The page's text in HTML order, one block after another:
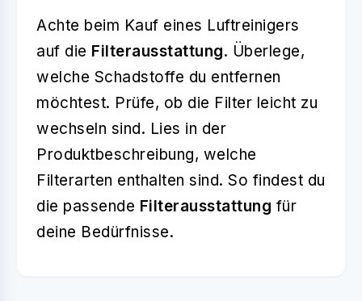
Achte beim Kauf eines Luftreinigers
auf die Filterausstattung. Überlege,
welche Schadstoffe du entfernen
möchtest. Prüfe, ob die Filter leicht zu
wechseln sind. Lies in der
Produktbeschreibung, welche
Filterarten enthalten sind. So findest du
die passende Filterausstattung für
deine Bedürfnisse.